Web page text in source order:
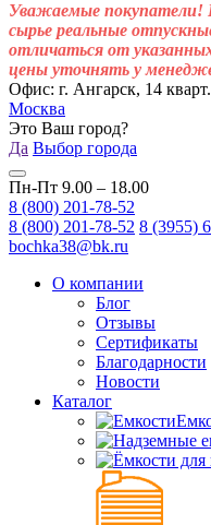
Уважаемые покупатели!
сырье реальные
отличаться от
цены уточнять у
Офис: г. Ангарск, 14
Москва
Это Ваш город?
Да Выбор города
Пн-Пт 9.00 – 18.00
8 (800) 201-78-52
8 (800) 201-78-52 8 (3955)
bochka38@bk.ru
О компании
Блог
Отзывы
Сертификаты
Благодарности
Новости
Каталог